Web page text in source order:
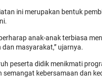
ini merupakan bentuk
anak-anak terbiasa
masyarakat,” ujarnya.
peserta didik menikmati
kebersamaan dan